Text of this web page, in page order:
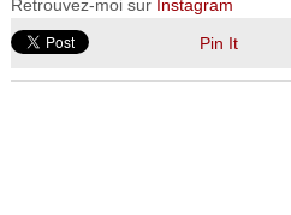
Retrouvez-moi sur Instagram
Pin It